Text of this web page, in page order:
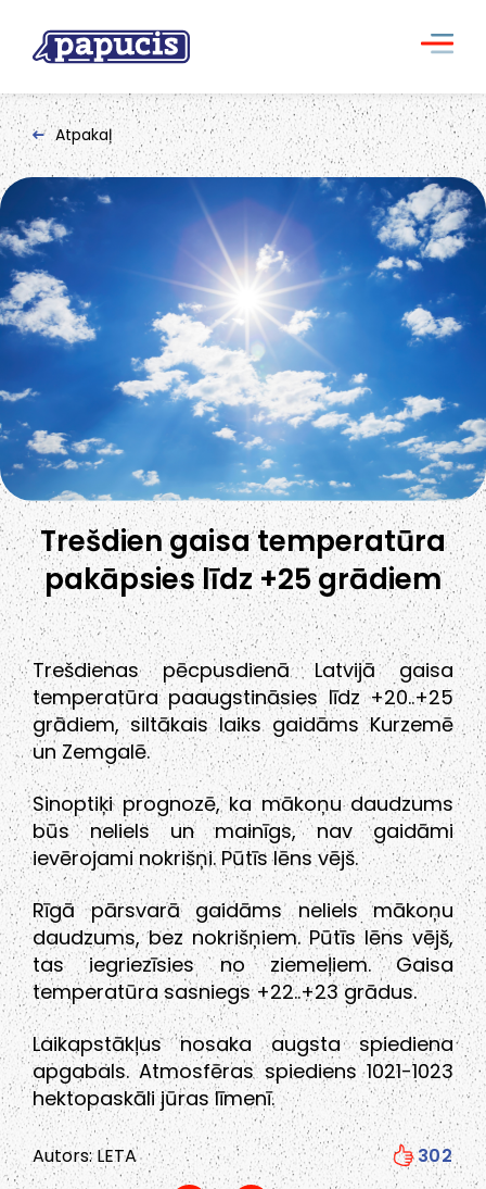
Atpakaļ
Trešdien gaisa temperatūra
pakāpsies līdz +25 grādiem
Trešdienas pēcpusdienā Latvijā gaisa
temperatūra paaugstināsies līdz +20..+25
grādiem, siltākais laiks gaidāms Kurzemē
un Zemgalē.
Sinoptiķi prognozē, ka mākoņu daudzums
būs neliels un mainīgs, nav gaidāmi
ievērojami nokrišņi. Pūtīs lēns vējš.
Rīgā pārsvarā gaidāms neliels mākoņu
daudzums, bez nokrišņiem. Pūtīs lēns vējš,
tas iegriezīsies no ziemeļiem. Gaisa
temperatūra sasniegs +22..+23 grādus.
Laikapstākļus nosaka augsta spiediena
apgabals. Atmosfēras spiediens 1021-1023
hektopaskāli jūras līmenī.
Autors: LETA
302